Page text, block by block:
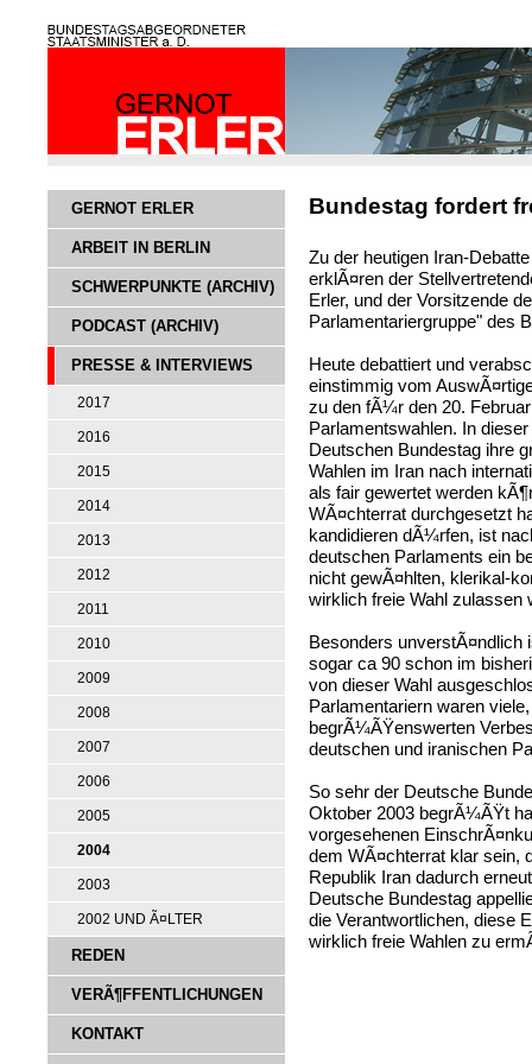
GERNOT ERLER
ARBEIT IN BERLIN
SCHWERPUNKTE (ARCHIV)
PODCAST (ARCHIV)
PRESSE & INTERVIEWS
2017
2016
2015
2014
2013
2012
2011
2010
2009
2008
2007
2006
2005
2004
2003
2002 UND Ã¤LTER
REDEN
VERÃ¶FFENTLICHUNGEN
KONTAKT
Bundestag fordert
Zu der heutigen Iran-
erklÃ¤ren der
Erler, und der Vorsitzende
Parlamentariergruppe" des
Heute debattiert und
einstimmig vom
zu den fÃ¼r den 20.
Parlamentswahlen. In
Deutschen Bundestag ihre
Wahlen im Iran nach
als fair gewertet werden
WÃ¤chterrat durchgesetzt
kandidieren dÃ¼rfen, ist
deutschen Parlaments ein
nicht gewÃ¤hlten, klerikal-
wirklich freie Wahl zulassen
Besonders
sogar ca 90 schon im
von dieser Wahl
Parlamentariern waren
begrÃ¼ÃŸenswerten
deutschen und iranischen
So sehr der Deutsche
Oktober 2003 begrÃ¼ÃŸt
vorgesehenen
dem WÃ¤chterrat klar sein,
Republik Iran dadurch
Deutsche Bundestag
die Verantwortlichen, diese
wirklich freie Wahlen zu